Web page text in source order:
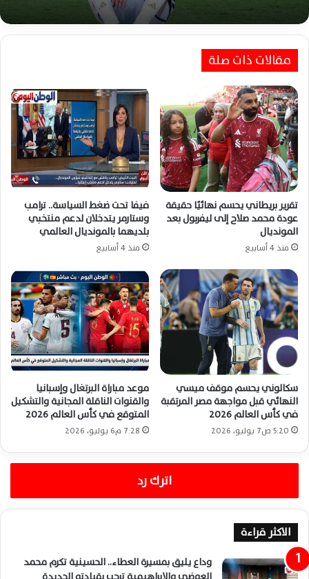
فيديو – باريديس يعتدي على ثنائي إسبانيا عقب
خسارة الأرجنتين نهائي كأس العالم 2026 المثيرة
مقالات ذات صلة
تقرير بريطاني يحسم نهائيًا حقيقة
عودة محمد صلاح إلى ليفربول بعد
المونديال
منذ 4 أسابيع
فيفا تحت ضغط السياسة.. ترامب
وستارمر يتدخلان لدعم منتخبي
بلديهما بالمونديال العالمي
منذ 4 أسابيع
سكالوني يحسم موقف ميسي
النهائي قبل مواجهة مصر المرتقبة
في كأس العالم 2026
5:20 ص7 يوليو، 2026
موعد مباراة البرتغال وإسبانيا
والقنوات الناقلة المجانية والتشكيل
المتوقع في كأس العالم 2026
7:28 م6 يوليو، 2026
اترك رد
الاكثر قراءة
وداع يليق بمسيرة العطاء.. الحسينية تكرم محمد